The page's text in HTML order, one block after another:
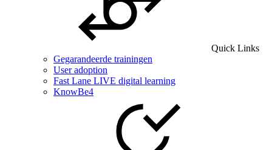
Quick Links
Gegarandeerde trainingen
User adoption
Fast Lane LIVE digital learning
KnowBe4